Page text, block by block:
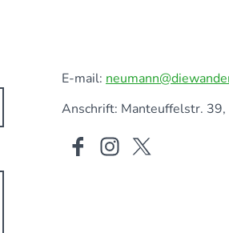
E-mail:
Anschrift: Manteuffelstr. 39,